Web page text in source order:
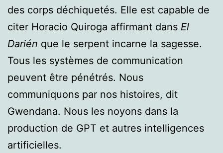
des corps déchiquetés. Elle est capable de
citer Horacio Quiroga affirmant dans El
Darién que le serpent incarne la sagesse.
Tous les systèmes de communication
peuvent être pénétrés. Nous
communiquons par nos histoires, dit
Gwendana. Nous les noyons dans la
production de GPT et autres intelligences
artificielles.